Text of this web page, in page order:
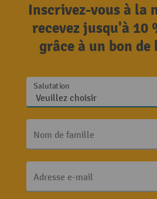
Inscrivez-vous à la
recevez jusqu'à 10
grâce à un bon de
Salutation
Nom de famille
Adresse e-mail